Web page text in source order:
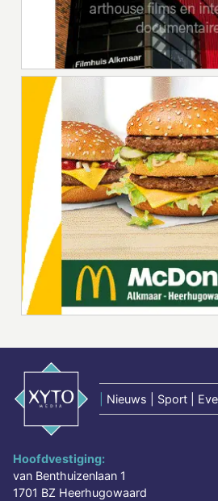
Nieuws | Sport |
Hoofdvestiging:
van Benthuizenlaan 1
1701 BZ Heerhugowaard